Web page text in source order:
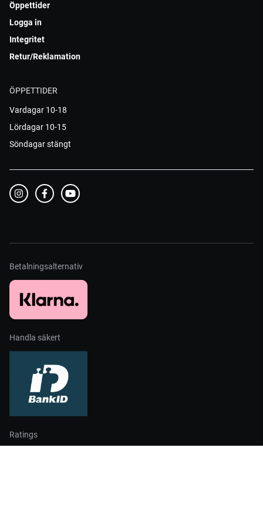
Öppettider
Logga in
Integritet
Retur/Reklamation
ÖPPETTIDER
Vardagar 10-18
Lördagar 10-15
Söndagar stängt
Betalningsalternativ
Handla säkert
Ratings